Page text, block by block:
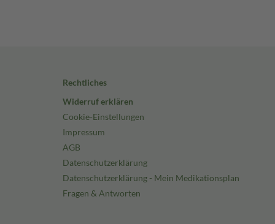
Rechtliches
Widerruf erklären
Cookie-Einstellungen
Impressum
AGB
Datenschutzerklärung
Datenschutzerklärung - Mein Medikationsplan
Fragen & Antworten